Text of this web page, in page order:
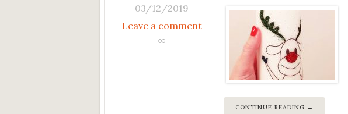
03/12/2019
Leave a comment
∞
CONTINUE READING →